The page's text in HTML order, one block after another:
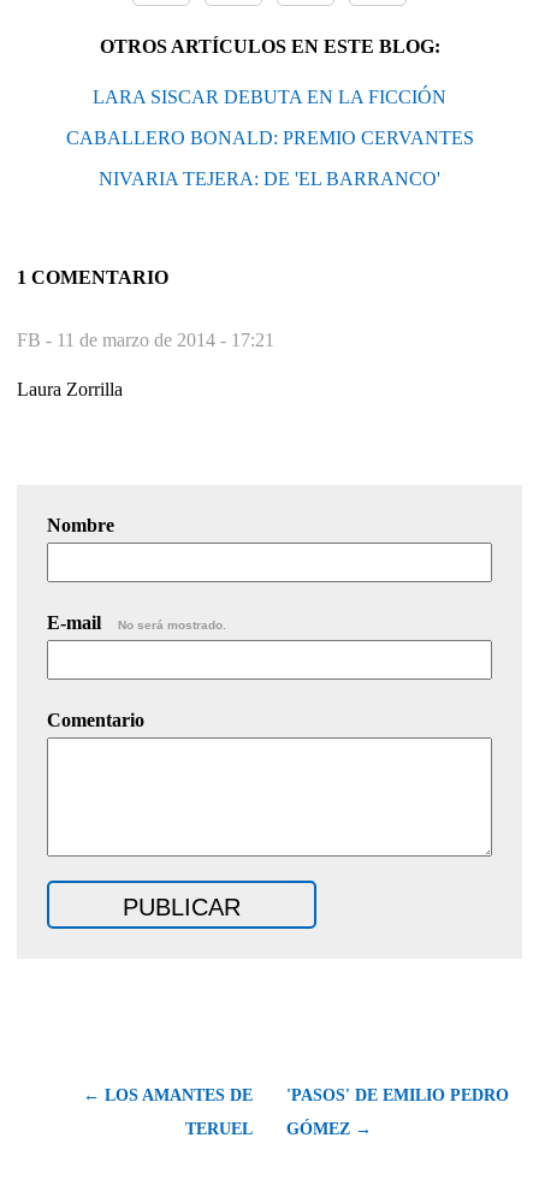
OTROS ARTÍCULOS EN ESTE BLOG:
LARA SISCAR DEBUTA EN LA FICCIÓN
CABALLERO BONALD: PREMIO CERVANTES
NIVARIA TEJERA: DE 'EL BARRANCO'
1 COMENTARIO
FB - 11 de marzo de 2014 - 17:21
Laura Zorrilla
Nombre
E-mail No será mostrado.
Comentario
← LOS AMANTES DE
TERUEL
'PASOS' DE EMILIO PEDRO
GÓMEZ →